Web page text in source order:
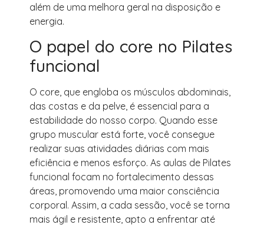
além de uma melhora geral na disposição e
energia.
O papel do core no Pilates
funcional
O core, que engloba os músculos abdominais,
das costas e da pelve, é essencial para a
estabilidade do nosso corpo. Quando esse
grupo muscular está forte, você consegue
realizar suas atividades diárias com mais
eficiência e menos esforço. As aulas de Pilates
funcional focam no fortalecimento dessas
áreas, promovendo uma maior consciência
corporal. Assim, a cada sessão, você se torna
mais ágil e resistente, apto a enfrentar até